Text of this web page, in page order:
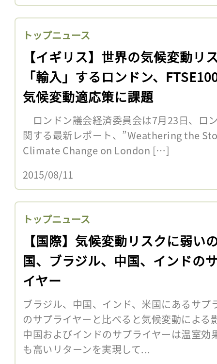
トップニュース
【イギリス】世界の気候変動リ
「輸入」するロンドン、
気候変動適応策に課題
ロンドン議会経済委員会は7月23日、ロ
関する最新レポート、”Weathering the
Climate Change on London […]
2015/08/11
トップニュース
【国際】気候変動リスクに弱い
国、ブラジル、中国、インドの
イヤー
ブラジル、中国、インド、米国にあるサプ
のサプライヤーと比べると気候変動による
中国およびインドのサプライヤーは温室効
も高いリターンを実現して...